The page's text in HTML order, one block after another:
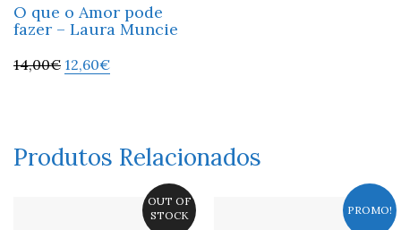
O que o Amor pode
fazer – Laura Muncie
14,00€ 12,60€
Produtos Relacionados
OUT OF
STOCK
PROMO!